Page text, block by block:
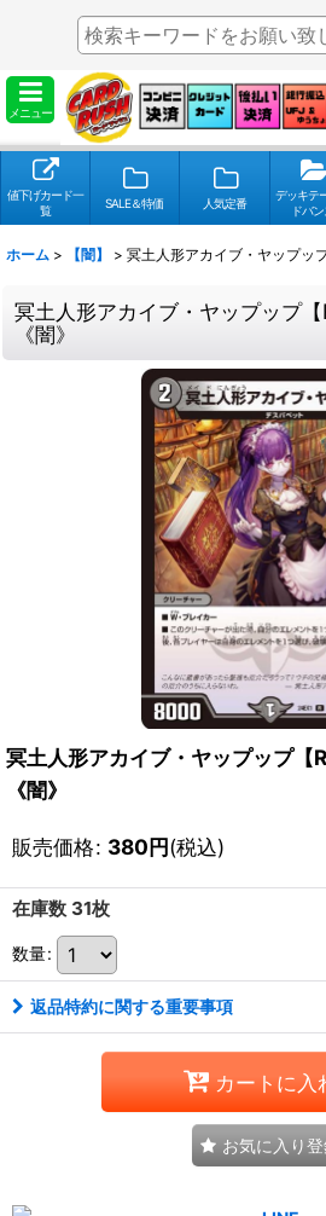
メニュー
値下げカード一
覧
SALE＆特価 人気定番
デッキテ
ドバ
ホーム > 【闇】 > 冥土人形アカイブ・ヤップッ
冥土人形アカイブ・ヤップップ
《闇》
冥土人形アカイブ・ヤップップ
《闇》
販売価格: 380円(税込)
在庫数 31枚
数量:
返品特約に関する重要事項
カートに入
お気に入り